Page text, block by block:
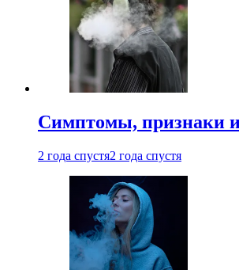
Симптомы, признаки и
2 года спустя2 года спустя